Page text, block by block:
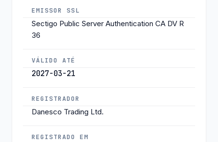
EMISSOR SSL
Sectigo Public Server Authentication CA DV R
36
VÁLIDO ATÉ
2027-03-21
REGISTRADOR
Danesco Trading Ltd.
REGISTRADO EM